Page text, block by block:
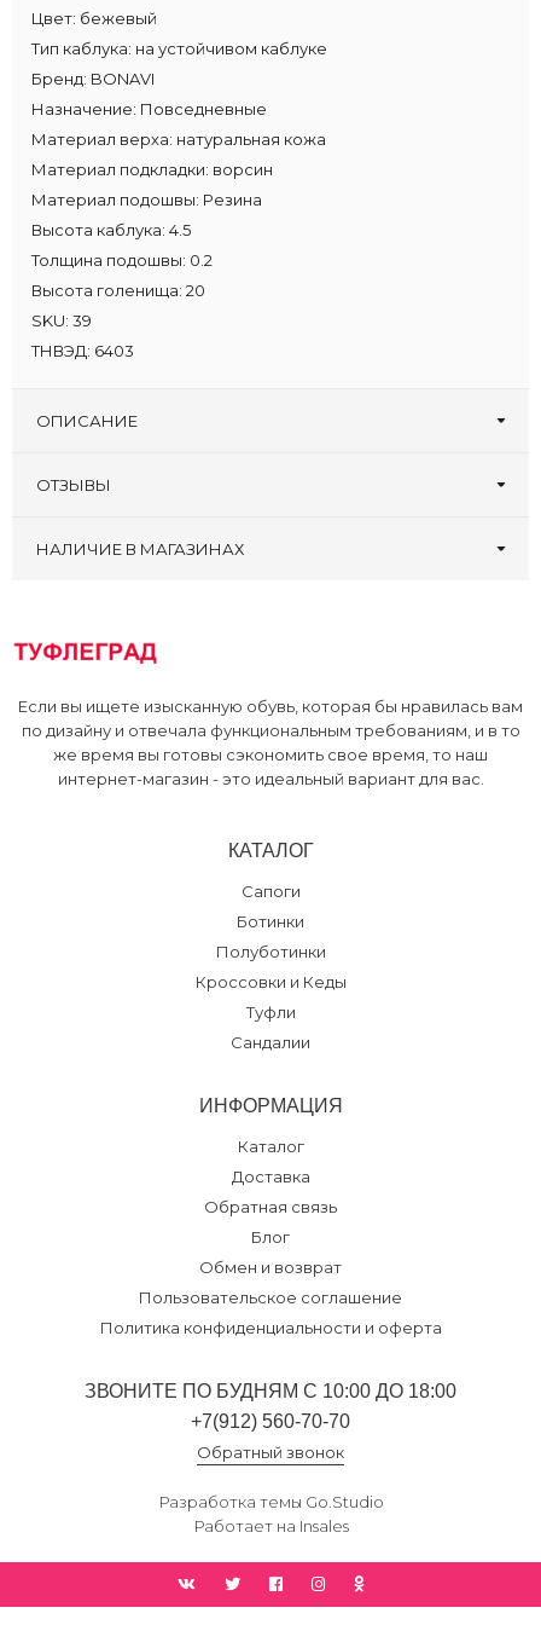
Цвет: бежевый
Тип каблука: на устойчивом каблуке
Бренд: BONAVI
Назначение: Повседневные
Материал верха: натуральная кожа
Материал подкладки: ворсин
Материал подошвы: Резина
Высота каблука: 4.5
Толщина подошвы: 0.2
Высота голенища: 20
SKU: 39
ТНВЭД: 6403
ОПИСАНИЕ
ОТЗЫВЫ
Оставьте первый отзыв!
НАЛИЧИЕ В МАГАЗИНАХ
Если вы ищете изысканную обувь, которая бы нравилась вам
по дизайну и отвечала функциональным требованиям, и в то
же время вы готовы сэкономить свое время, то наш
интернет-магазин - это идеальный вариант для вас.
КАТАЛОГ
Сапоги
Ботинки
Полуботинки
Кроссовки и Кеды
Туфли
Сандалии
ИНФОРМАЦИЯ
Каталог
Доставка
Обратная связь
Блог
Обмен и возврат
Пользовательское соглашение
Политика конфиденциальности и оферта
ЗВОНИТЕ ПО БУДНЯМ С 10:00 ДО 18:00
+7(912) 560-70-70
Обратный звонок
Разработка темы Go.Studio
Работает на Insales